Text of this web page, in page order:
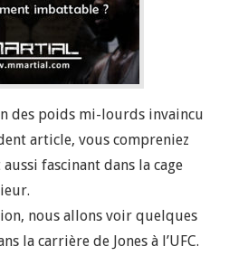
des poids mi-lourds invaincu
article, vous compreniez
fascinant dans la cage
nous allons voir quelques
la carrière de Jones à l’UFC.